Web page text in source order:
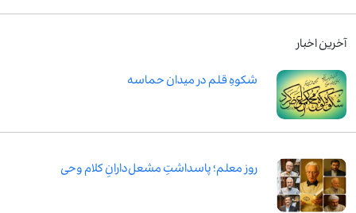
آخرین اخبار
شکوهِ قلم در میدان حماسه
روز معلم؛ پاسداشتِ مشعل‌دارانِ کلام وحی